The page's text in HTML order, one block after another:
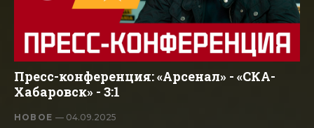
Пресс-конференция: «Арсенал» - «СКА-
Хабаровск» - 3:1
НОВОЕ— 04.09.2025